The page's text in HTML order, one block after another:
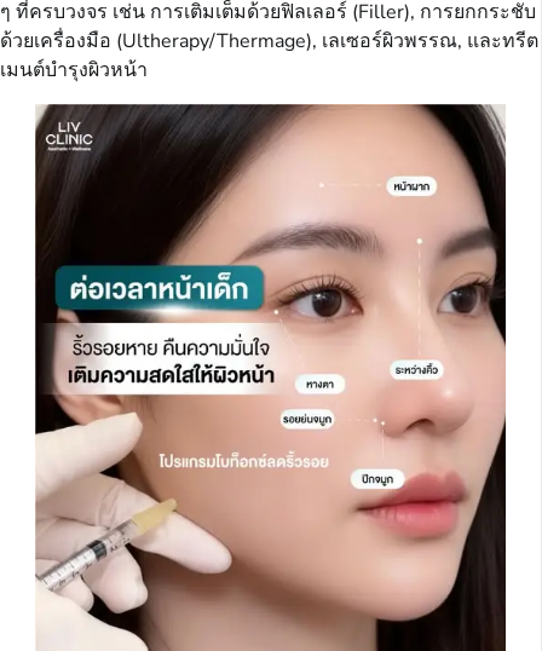
ๆ ที่ครบวงจร เช่น การเติมเต็มด้วยฟิลเลอร์ (Filler), การยกกระชับ
ด้วยเครื่องมือ (Ultherapy/Thermage), เลเซอร์ผิวพรรณ, และทรีต
เมนต์บำรุงผิวหน้า